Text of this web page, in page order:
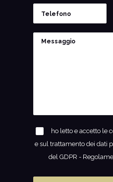
ho letto e accetto le
e sul trattamento dei dati
del GDPR -